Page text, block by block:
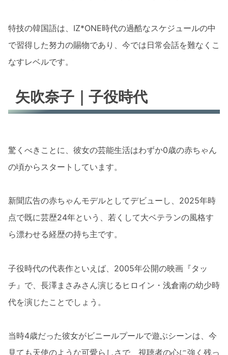
特技の韓国語は、IZ*ONE時代の過酷なスケジュールの中
で習得した努力の賜物であり、今では日常会話を難なくこ
なすレベルです。
矢吹奈子｜子役時代
驚くべきことに、彼女の芸能生活はわずか0歳の赤ちゃん
の頃からスタートしています。
新聞広告の赤ちゃんモデルとしてデビューし、2025年時
点で既に芸歴24年という、若くして大ベテランの風格す
ら漂わせる経歴の持ち主です。
子役時代の代表作といえば、2005年公開の映画『タッ
チ』で、長澤まさみさん演じるヒロイン・浅倉南の幼少時
代を演じたことでしょう。
当時4歳だった彼女がビニールプールで遊ぶシーンは、今
見ても天使のような可愛らしさで、視聴者の心に強く残っ